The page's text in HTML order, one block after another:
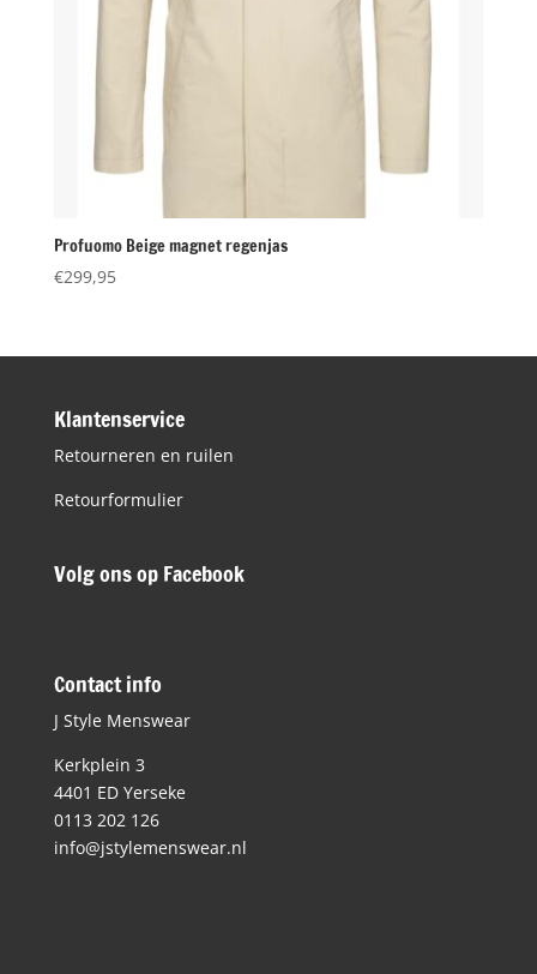
Profuomo Beige magnet regenjas
€299,95
Klantenservice
Retourneren en ruilen
Retourformulier
Volg ons op Facebook
Contact info
J Style Menswear
Kerkplein 3
4401 ED Yerseke
0113 202 126
info@jstylemenswear.nl